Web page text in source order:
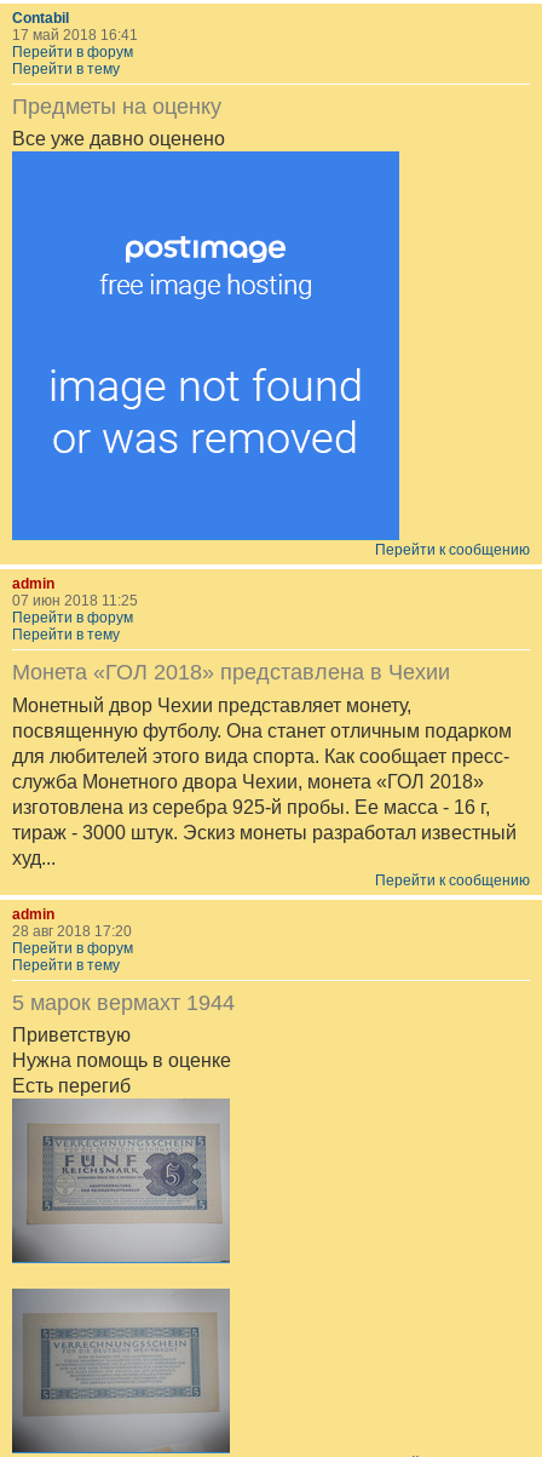
Contabil
17 май 2018 16:41
Перейти в форум
Перейти в тему
Предметы на оценку
Все уже давно оценено
Перейти к сообщению
admin
07 июн 2018 11:25
Перейти в форум
Перейти в тему
Монета «ГОЛ 2018» представлена в Чехии
Монетный двор Чехии представляет монету,
посвященную футболу. Она станет отличным подарком
для любителей этого вида спорта. Как сообщает пресс-
служба Монетного двора Чехии, монета «ГОЛ 2018»
изготовлена из серебра 925-й пробы. Ее масса - 16 г,
тираж - 3000 штук. Эскиз монеты разработал известный
худ...
Перейти к сообщению
admin
28 авг 2018 17:20
Перейти в форум
Перейти в тему
5 марок вермахт 1944
Приветствую
Нужна помощь в оценке
Есть перегиб